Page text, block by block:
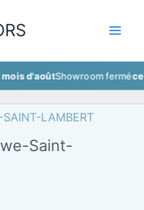
Showroom ferméce samedi
SAINT-LAMBERT
Saint-